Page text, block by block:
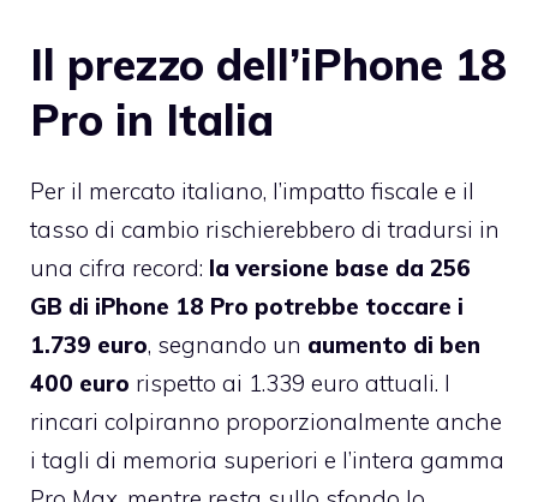
Il prezzo dell’iPhone 18
Pro in Italia
Per il mercato italiano, l’impatto fiscale e il
tasso di cambio rischierebbero di tradursi in
una cifra record: la versione base da 256
GB di iPhone 18 Pro potrebbe toccare i
1.739 euro, segnando un aumento di ben
400 euro rispetto ai 1.339 euro attuali. I
rincari colpiranno proporzionalmente anche
i tagli di memoria superiori e l’intera gamma